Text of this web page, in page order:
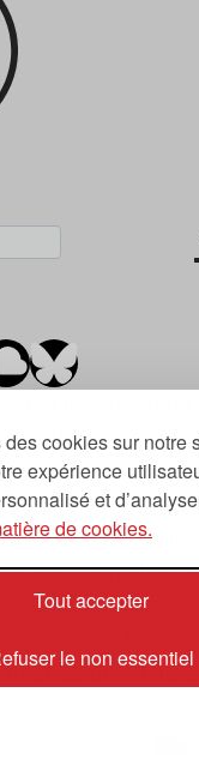
cookies sur notre
expérience
et
de cookies.
Tout accepter
le non essentiel
indépendant
date de 2007.
signifie «
à la
des nouvelles
viennent de la
ou du hip
de